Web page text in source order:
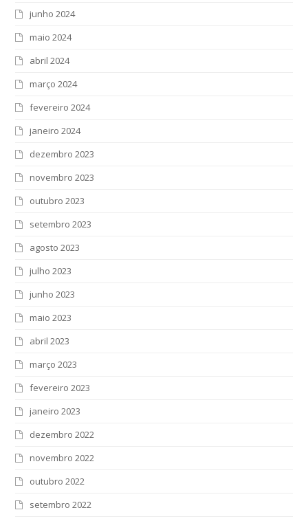
junho 2024
maio 2024
abril 2024
março 2024
fevereiro 2024
janeiro 2024
dezembro 2023
novembro 2023
outubro 2023
setembro 2023
agosto 2023
julho 2023
junho 2023
maio 2023
abril 2023
março 2023
fevereiro 2023
janeiro 2023
dezembro 2022
novembro 2022
outubro 2022
setembro 2022